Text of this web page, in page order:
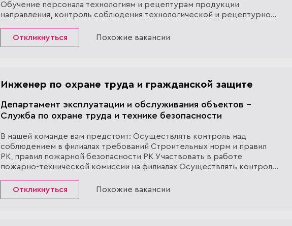
Обучение персонала технологиям и рецептурам продукции
направления, контроль соблюдения технологической и рецептурной
формата, пла...
Откликнуться Похожие вакансии
Инженер по охране труда и гражданской защите
Департамент эксплуатации и обслуживания объектов -
Служба по охране труда и технике безопасности
В нашей команде вам предстоит: Осуществлять контроль над
соблюдением в филиалах требований Строительных норм и правил
РК, правил пожарной безопасности РК Участвовать в работе
пожарно-технической комиссии на филиалах Осуществлять контроль
Осуществл...
Откликнуться Похожие вакансии